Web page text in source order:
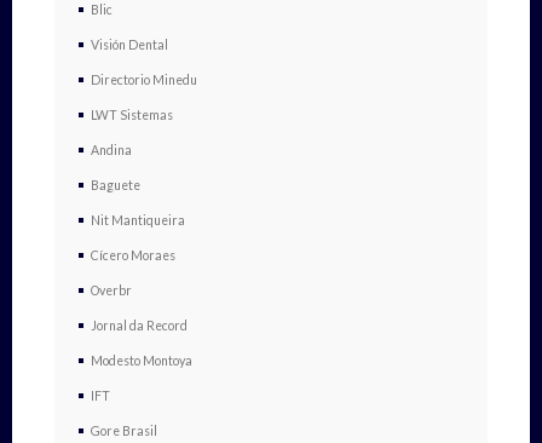
Blic
Visión Dental
Directorio Minedu
LWT Sistemas
Andina
Baguete
Nit Mantiqueira
Cícero Moraes
Overbr
Jornal da Record
Modesto Montoya
IFT
Gore Brasil